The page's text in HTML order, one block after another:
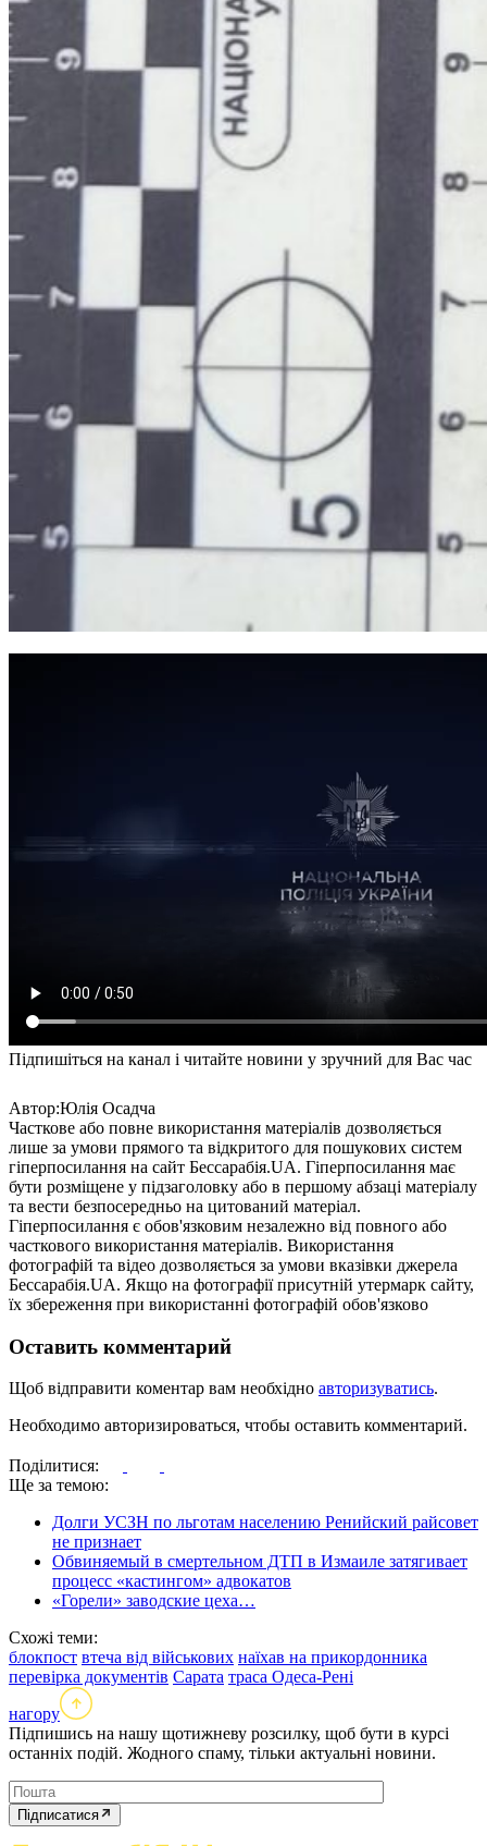
Підпишіться на канал і читайте новини у зручний для Вас час
Автор:Юлія Осадча
Часткове або повне використання матеріалів дозволяється
лише за умови прямого та відкритого для пошукових систем
гіперпосилання на сайт Бессарабія.UA. Гіперпосилання має
бути розміщене у підзаголовку або в першому абзаці матеріалу
та вести безпосередньо на цитований матеріал.
Гіперпосилання є обов'язковим незалежно від повного або
часткового використання матеріалів. Використання
фотографій та відео дозволяється за умови вказівки джерела
Бессарабія.UA. Якщо на фотографії присутній утермарк сайту,
їх збереження при використанні фотографій обов'язково
Оставить комментарий
Щоб відправити коментар вам необхідно авторизуватись.
Необходимо авторизироваться, чтобы оставить комментарий.
Поділитися:
Ще за темою:
Долги УСЗН по льготам населению Ренийский райсовет
не признает
Обвиняемый в смертельном ДТП в Измаиле затягивает
процесс «кастингом» адвокатов
«Горели» заводские цеха…
Схожі теми:
блокпост втеча від військових наїхав на прикордонника
перевірка документів Сарата траса Одеса-Рені
нагору
Підпишись на нашу щотижневу розсилку, щоб бути в курсі
останніх подій. Жодного спаму, тільки актуальні новини.
Підписатися